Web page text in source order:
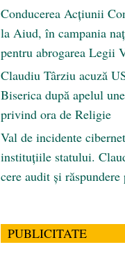
Conducerea Acțiunii
la Aiud, în campania
pentru abrogarea Legii
Claudiu Târziu acuză
Biserica după apelul
privind ora de Religie
Val de incidente
instituțiile statului.
cere audit și
PUBLICITATE